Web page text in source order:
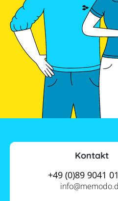
Kontakt
+49 (0)89 9041
info@